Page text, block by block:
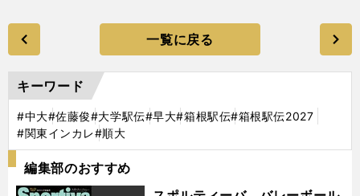
一覧に戻る
キーワード
#中大#佐藤俊#大学駅伝#早大#箱根駅伝#箱根駅伝2027
#関東インカレ#順大
編集部のおすすめ